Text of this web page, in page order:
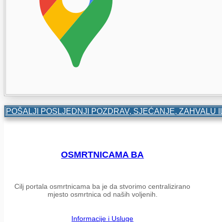
POŠALJI POSLJEDNJI POZDRAV, SJEĆANJE, ZAHVALU
OSMRTNICAMA BA
Cilj portala osmrtnicama ba je da stvorimo centralizirano
mjesto osmrtnica od naših voljenih.
Informacije i Usluge